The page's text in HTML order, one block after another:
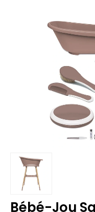
Bébé-Jou